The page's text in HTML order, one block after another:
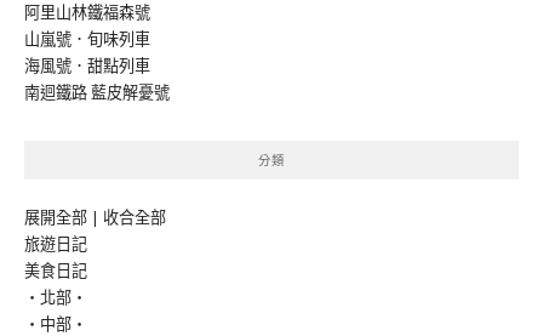
阿里山林鐵福森號
山嵐號．旬味列車
海風號．甜點列車
南迴鐵路 藍皮解憂號
分類
展開全部 | 收合全部
旅遊日記
美食日記
‧北部‧
‧中部‧